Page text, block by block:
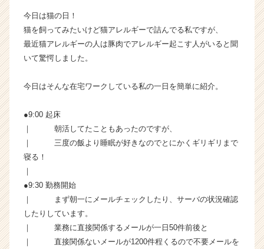
タ
イ
イ
ン
チ
か
ら
今日は猫の日！
猫を飼ってみたいけど猫アレルギーで詰んでる私ですが、
最近猫アレルギーの人は豚肉でアレルギー起こす人がいると聞
いて驚愕しました。
今日はそんな在宅ワークしている私の一日を簡単に紹介。
●9:00 起床
｜ 朝活してたこともあったのですが、
｜ 三度の飯より睡眠が好きなのでとにかくギリギリまで
寝る！
｜
●9:30 勤務開始
｜ まず朝一にメールチェックしたり、サーバの状況確認
したりしています。
｜ 業務に直接関係するメールが一日50件前後と
｜ 直接関係ないメールが1200件程くるので不要メールを